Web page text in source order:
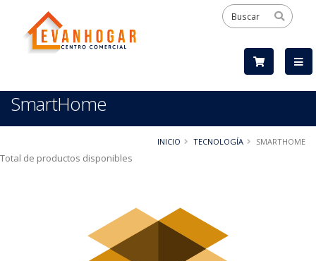
SmartHome
INICIO TECNOLOGÍA SMARTHOME
Total de productos disponibles